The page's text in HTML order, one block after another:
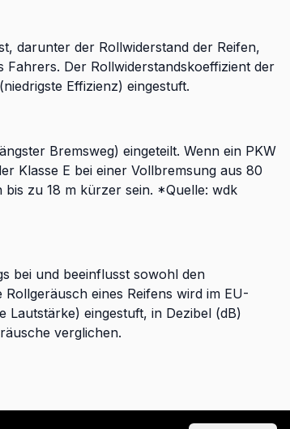
darunter der Rollwiderstand der Reifen,
Der Rollwiderstandskoeffizient der
Effizienz) eingestuft.
Bremsweg) eingeteilt. Wenn ein PKW
Klasse E bei einer Vollbremsung aus 80
zu 18 m kürzer sein. *Quelle: wdk
bei und beeinflusst sowohl den
eines Reifens wird im EU-
Lautstärke) eingestuft, in Dezibel (dB)
verglichen.